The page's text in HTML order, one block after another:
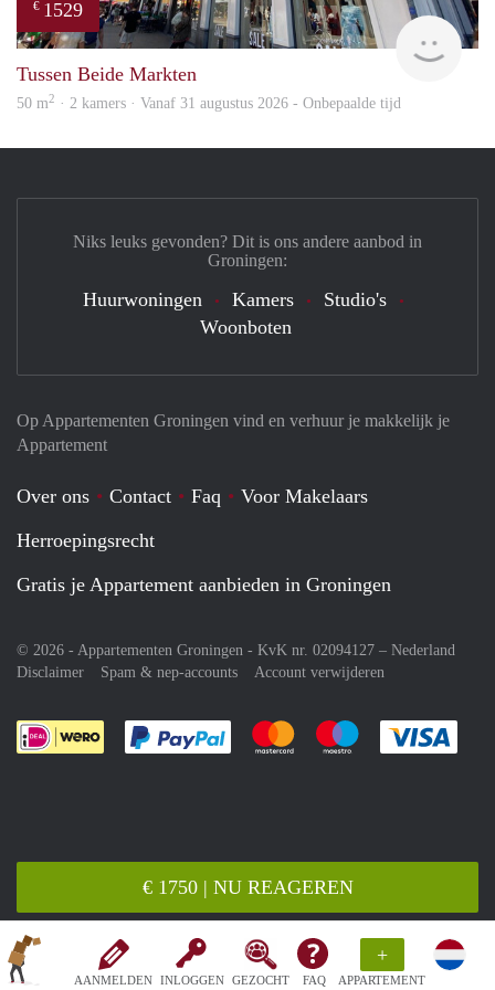
AANMELDEN INLOGGEN GEZOCHT FAQ
+
APPARTEMENT
€ 1750 | NU REAGEREN
€ 1529
Tussen Beide Markten
50 m2 · 2 kamers · Vanaf 31 augustus 2026 - Onbepaalde tijd
Op Appartementen Groningen vind en verhuur je makkelijk je
Appartement
Over ons Contact Faq
Voor Makelaars
Herroepingsrecht
Gratis je Appartement aanbieden in Groningen
© 2026 - Appartementen Groningen - KvK nr. 02094127 – Nederland
Disclaimer
Spam & nep-accounts Account verwijderen
Je rekent gemakkelijk af met Paypal
Je rekent gemakkelijk af met
Je rekent
Niks leuks gevonden? Dit is ons andere aanbod in
Groningen:
Huurwoningen Kamers
Studio's
Woonboten